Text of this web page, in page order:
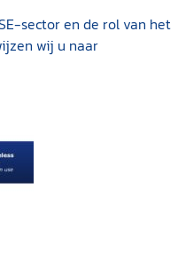
sector en de rol van het
wij u naar